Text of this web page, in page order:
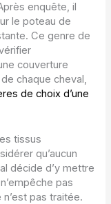
enquête, il
le poteau de
Ce genre de
couverture
chaque cheval,
de choix d’une
tissus
qu’aucun
décide d’y mettre
pas
pas traitée.